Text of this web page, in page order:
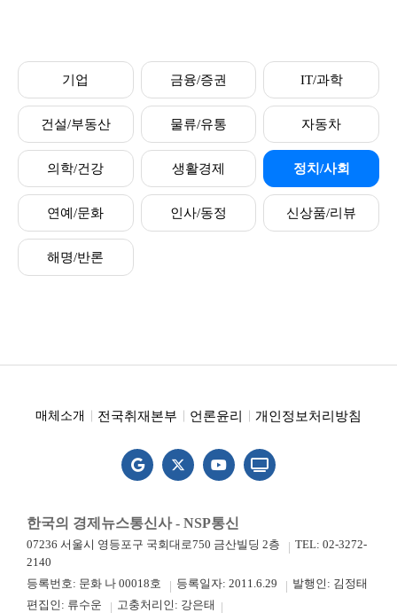
기업 금융/증권 IT/과학
건설/부동산 물류/유통 자동차
의학/건강 생활경제 정치/사회
연예/문화 인사/동정 신상품/리뷰
해명/반론
매체소개 전국취재본부 언론윤리 개인정보처리방침
한국의 경제뉴스통신사 - NSP통신
07236 서울시 영등포구 국회대로750 금산빌딩 2층
TEL: 02-3272-
2140
등록번호: 문화 나 00018호
등록일자: 2011.6.29
발행인: 김정태
편집인: 류수운
고충처리인: 강은태